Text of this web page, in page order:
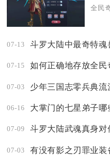
全民
07-13 斗罗大陆中最奇特魂
07-15 如何正确地存放全民
07-03
06-16
07-09 斗罗大陆武魂真身对
07-03 有没有影之刃罪业